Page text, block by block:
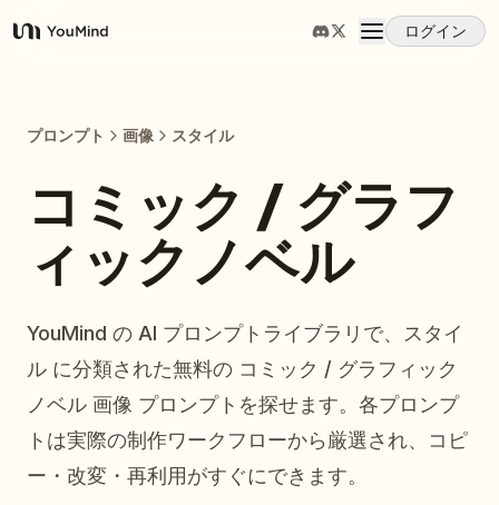
YouMind
ログイン
スキル
プロンプト 画像 スタイル
コミック / グラフ
ィックノベル
YouMind の AI プロンプトライブラリで、スタイ
ル に分類された無料の コミック / グラフィック
ノベル 画像 プロンプトを探せます。各プロンプ
トは実際の制作ワークフローから厳選され、コピ
ー・改変・再利用がすぐにできます。